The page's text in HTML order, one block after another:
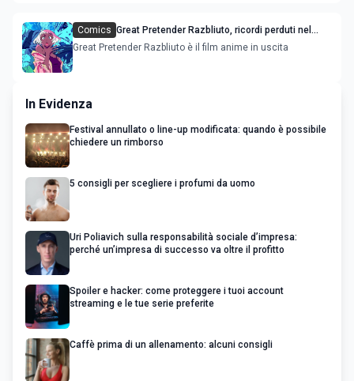
Comics Great Pretender Razbliuto, ricordi perduti nel
nuovo film anime
Great Pretender Razbliuto è il film anime in uscita
In Evidenza
Festival annullato o line-up modificata: quando è possibile
chiedere un rimborso
5 consigli per scegliere i profumi da uomo
Uri Poliavich sulla responsabilità sociale d’impresa:
perché un’impresa di successo va oltre il profitto
Spoiler e hacker: come proteggere i tuoi account
streaming e le tue serie preferite
Caffè prima di un allenamento: alcuni consigli